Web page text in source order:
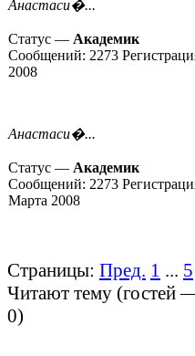
Анастаси�...
Статус — Академик
Сообщений: 2273
2008
Анастаси�...
Статус — Академик
Сообщений: 2273
Марта 2008
Страницы: Пред. 1 ... 5
Читают тему (гостей
0)